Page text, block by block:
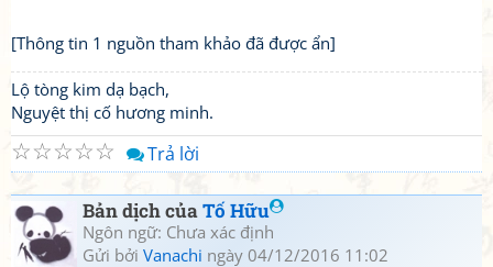
[Thông tin 1 nguồn tham khảo đã được ẩn]
Lộ tòng kim dạ bạch,
Nguyệt thị cố hương minh.
☆
☆
☆
☆
☆ Trả lời
Bản dịch củaTố Hữu
Ngôn ngữ: Chưa xác định
Gửi bởi Vanachi ngày 04/12/2016 11:02